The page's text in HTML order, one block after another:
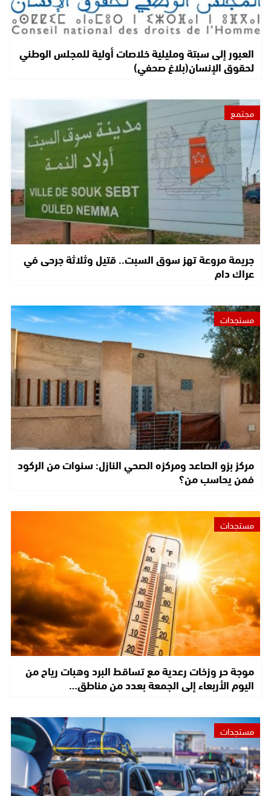
العبور إلى سبتة ومليلية خلاصات أولية للمجلس الوطني
لحقوق الإنسان(بلاغ صحفي)
مجتمع
جريمة مروعة تهز سوق السبت.. قتيل وثلاثة جرحى في
عراك دام
مستجدات
مركز بزو الصاعد ومركزه الصحي النازل: سنوات من الركود
فمن يحاسب من؟
مستجدات
موجة حر وزخات رعدية مع تساقط البرد وهبات رياح من
اليوم الأربعاء إلى الجمعة بعدد من مناطق…
مستجدات